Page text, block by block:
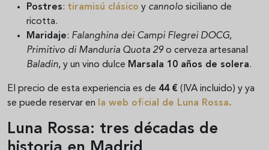
Postres: tiramisú clásico y cannolo siciliano de
ricotta.
Maridaje: Falanghina dei Campi Flegrei DOCG,
Primitivo di Manduria Quota 29o cerveza artesanal
Baladin, y un vino dulce Marsala 10 años de solera.
El precio de esta experiencia es de 44 € (IVA incluido) y ya
se puede reservar en la web oficial de Luna Rossa.
Luna Rossa: tres décadas de